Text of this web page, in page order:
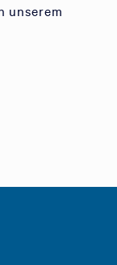
unserem